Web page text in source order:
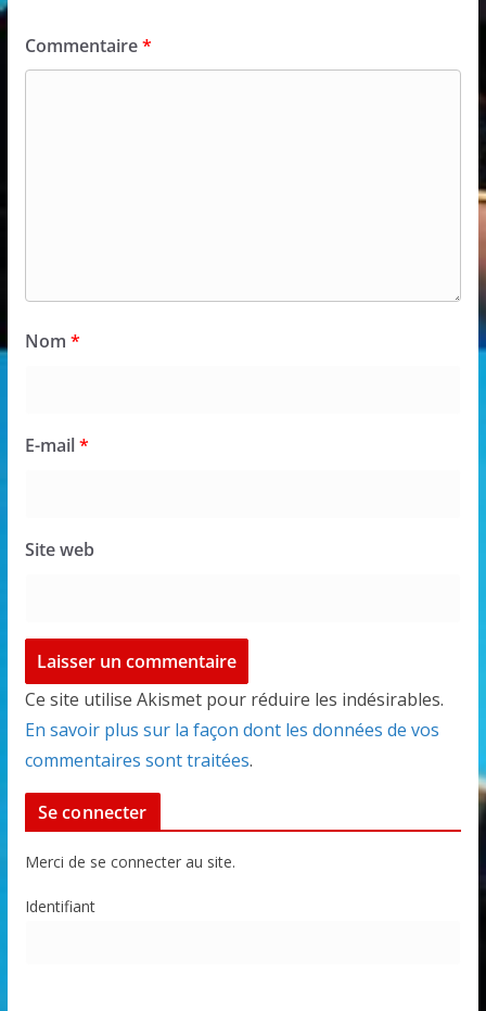
Commentaire*
Nom *
E-mail*
Site web
Ce site utilise Akismet pour réduire les indésirables.
En savoir plus sur la façon dont les données de vos
commentaires sont traitées.
Se connecter
Merci de se connecter au site.
Identifiant